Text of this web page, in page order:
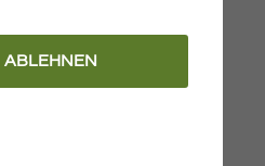
ABLEHNEN